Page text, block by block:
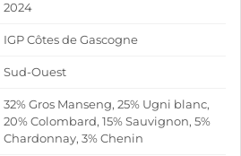
2024
IGP Côtes de Gascogne
Sud-Ouest
32% Gros Manseng, 25% Ugni blanc,
20% Colombard, 15% Sauvignon, 5%
Chardonnay, 3% Chenin